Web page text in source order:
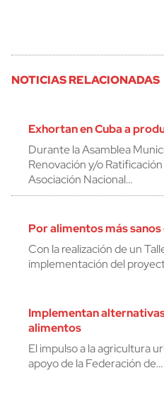
NOTICIAS RELACIONADAS
Exhortan en Cuba a
Durante la Asamblea
Renovación y/o
Asociación Nacional…
Por alimentos más sanos
Con la realización de un
implementación del
Implementan
alimentos
El impulso a la agricultura
apoyo de la Federación de…